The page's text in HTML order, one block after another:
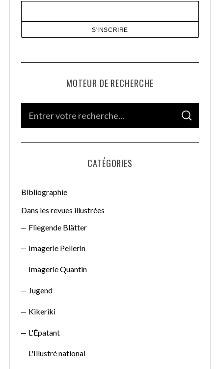
MOTEUR DE RECHERCHE
f
o
S
A
C
CATÉGORIES
Bibliographie
Dans les revues illustrées
Fliegende Blätter
Imagerie Pellerin
Imagerie Quantin
Jugend
Kikeriki
L'Épatant
L'Illustré national